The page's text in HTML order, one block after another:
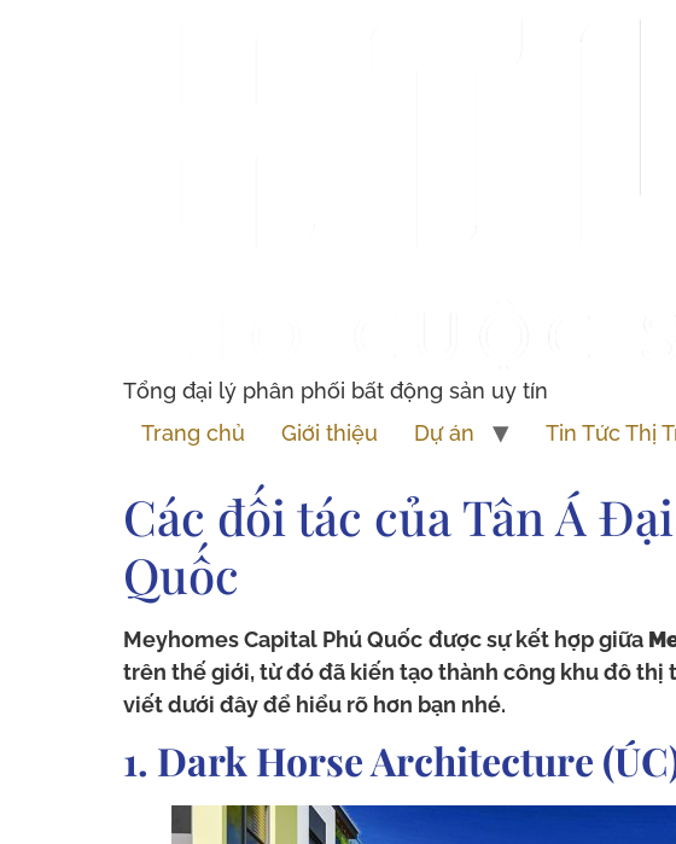
Tổng đại lý phân phối bất động sản uy tín
Trang chủ
Giới thiệu Dự án Tin Tức Thị
Các đối tác của Tân Á
Quốc
Meyhomes Capital Phú Quốc được sự kết hợp giữa
trên thế giới, từ đó đã kiến tạo thành công khu đô
viết dưới đây để hiểu rõ hơn bạn nhé.
1. Dark Horse Architecture